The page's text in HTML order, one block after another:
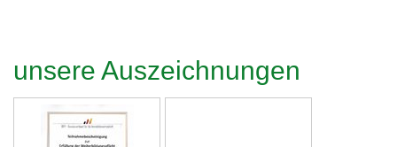
unsere Auszeichnungen